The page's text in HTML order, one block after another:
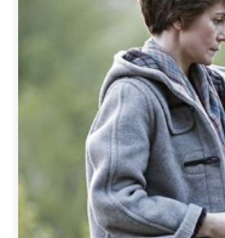
Ane recibe de manera
misteriosa un ramo de
señalan la curva de una
vienen a impulsar una
mirado retrato de tres